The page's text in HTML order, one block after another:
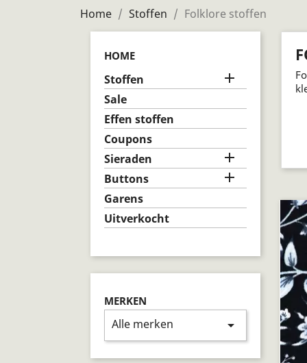
Home Stoffen Folklore stoffen
HOME
Stoffen 
Sale
Effen stoffen
Coupons
Sieraden

Buttons 
Garens
Uitverkocht
MERKEN
Alle merken arrow_drop_down